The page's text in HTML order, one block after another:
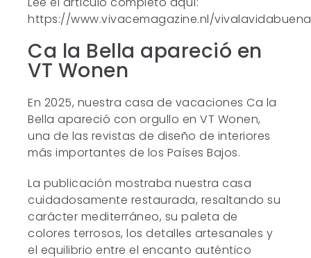
https://www.vivacemagazine.nl/
Ca la Bella apareció en
VT Wonen
En 2025, nuestra casa de vacaciones Ca la
Bella apareció con orgullo en VT Wonen,
una de las revistas de diseño de interiores
más importantes de los Países Bajos.
La publicación mostraba nuestra casa
cuidadosamente restaurada, resaltando su
carácter mediterráneo, su paleta de
colores terrosos, los detalles artesanales y
el equilibrio entre el encanto auténtico